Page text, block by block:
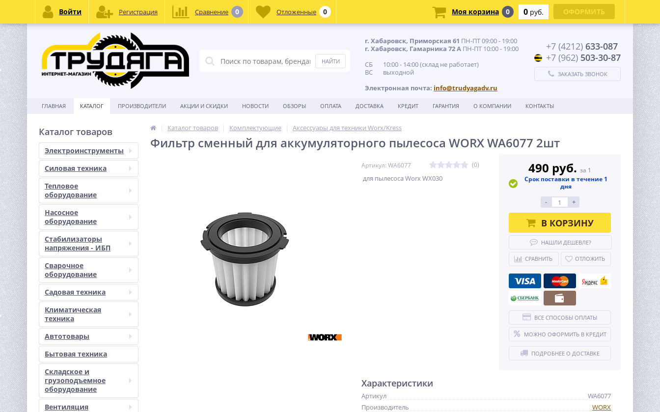
г. Хабаровск, Приморская 61 ПН-ПТ 09:00 - 19:00
г. Хабаровск, Гамарника 72 А ПН-ПТ 10:00 - 19:00
СБ 10:00 - 14:00 (склад не работает)
ВС выходной
Электронная почта: info@trudyagadv.ru
+7 (4212) 633-087
+7 (962) 503-30-87
ЗАКАЗАТЬ ЗВОНОК
ГЛАВНАЯ КАТАЛОГ ПРОИЗВОДИТЕЛИ АКЦИИ И СКИДКИ НОВОСТИ ОБЗОРЫ ОПЛАТА ДОСТАВКА КРЕДИТ ГАРАНТИЯ О КОМПАНИИ КОНТАКТЫ
Каталог товаров
Электроинструменты
Силовая техника
Тепловое
оборудование
Насосное
оборудование
Стабилизаторы
напряжения - ИБП
Сварочное
оборудование
Садовая техника
Климатическая
техника
Автотовары
Бытовая техника
Складское и
грузоподъемное
оборудование
Вентиляция
Каталог товаров Комплектующие Аксессуары для техники Worx/Kress
Фильтр сменный для аккумуляторного пылесоса WORX WA6077 2шт
Артикул: WA6077 (0)
для пылесоса Worx WX030
490 руб. за 1
Срок поставки в течение 1
дня
- +
В КОРЗИНУ
НАШЛИ ДЕШЕВЛЕ?
СРАВНИТЬ ОТЛОЖИТЬ
ВСЕ СПОСОБЫ ОПЛАТЫ
МОЖНО ОФОРМИТЬ В КРЕДИТ
ПОДРОБНЕЕ О ДОСТАВКЕ
Характеристики
Артикул
WA6077
Производитель
WORX
Войти Регистрация Сравнение 0 Отложенные 0 Моя корзина 0 0 руб. ОФОРМИТЬ